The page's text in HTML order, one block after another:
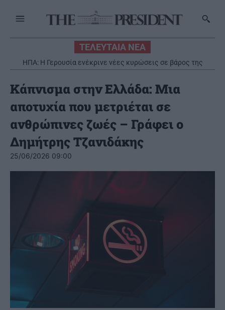
ΤΕΛΕΥΤΑΙΑ ΝΕΑ
ΗΠΑ: Η Γερουσία ενέκρινε νέες κυρώσεις σε βάρος της
Ρωσίας
Κάπνισμα στην Ελλάδα: Μια
αποτυχία που μετριέται σε
ανθρώπινες ζωές – Γράφει ο
Δημήτρης Τζανιδάκης
25/06/2026 09:00